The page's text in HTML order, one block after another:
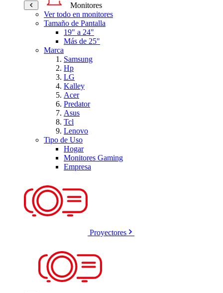
Monitores
Ver todo en monitores
Tamaño de Pantalla
19" a 24"
Más de 25"
Marca
Samsung
Hp
LG
Kalley
Acer
Predator
Asus
Tcl
Lenovo
Tipo de Uso
Hogar
Monitores Gaming
Empresa
Proyectores